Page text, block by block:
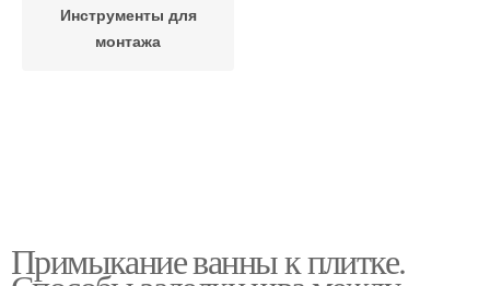
Инструменты для
монтажа
Примыкание ванны к плитке.